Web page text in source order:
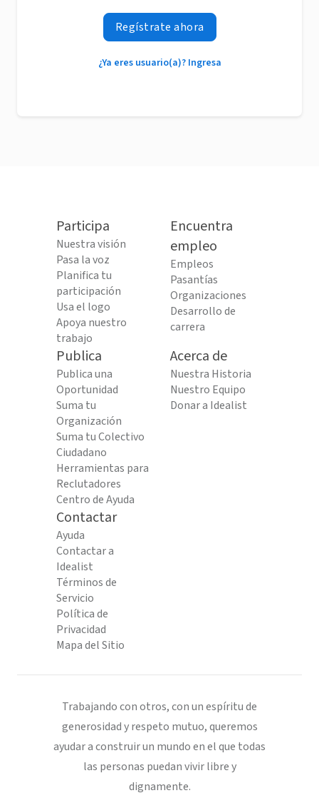
Regístrate ahora
¿Ya eres usuario(a)? Ingresa
Participa
Nuestra visión
Pasa la voz
Planifica tu
participación
Usa el logo
Apoya nuestro
trabajo
Encuentra
empleo
Empleos
Pasantías
Organizaciones
Desarrollo de
carrera
Publica
Publica una
Oportunidad
Suma tu
Organización
Suma tu Colectivo
Ciudadano
Herramientas para
Reclutadores
Centro de Ayuda
Acerca de
Nuestra Historia
Nuestro Equipo
Donar a Idealist
Contactar
Ayuda
Contactar a
Idealist
Términos de
Servicio
Política de
Privacidad
Mapa del Sitio
Trabajando con otros, con un espíritu de
generosidad y respeto mutuo, queremos
ayudar a construir un mundo en el que todas
las personas puedan vivir libre y
dignamente.